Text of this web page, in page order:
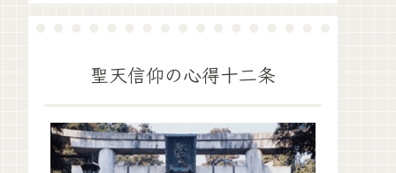
聖天信仰の心得十二条